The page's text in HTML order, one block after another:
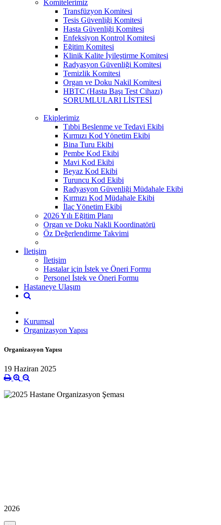
Komitelerimiz
Transfüzyon Komitesi
Tesis Güvenliği Komitesi
Hasta Güvenliği Komitesi
Enfeksiyon Kontrol Komitesi
Eğitim Komitesi
Klinik Kalite İyileştirme Komitesi
Radyasyon Güvenliği Komitesi
Temizlik Komitesi
Organ ve Doku Nakil Komitesi
HBTC (Hasta Başı Test Cihazı)
SORUMLULARI LİSTESİ
Ekiplerimiz
Tıbbi Beslenme ve Tedavi Ekibi
Kırmızı Kod Yönetim Ekibi
Bina Turu Ekibi
Pembe Kod Ekibi
Mavi Kod Ekibi
Beyaz Kod Ekibi
Turuncu Kod Ekibi
Radyasyon Güvenliği Müdahale Ekibi
Kırmızı Kod Müdahale Ekibi
İlaç Yönetim Ekibi
2026 Yılı Eğitim Planı
Organ ve Doku Nakli Koordinatörü
Öz Değerlendirme Takvimi
İletişim
İletişim
Hastalar için İstek ve Öneri Formu
Personel İstek ve Öneri Formu
Hastaneye Ulaşım
Kurumsal
Organizasyon Yapısı
Organizasyon Yapısı
19 Haziran 2025
2026